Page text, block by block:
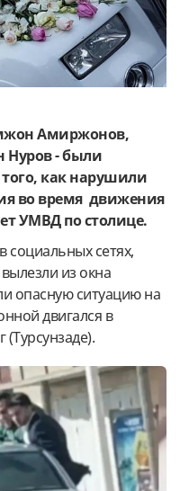
Амиржонов,
Нуров - были
как нарушили
во время движения
УМВД по столице.
социальных сетях,
из окна
опасную ситуацию на
двигался в